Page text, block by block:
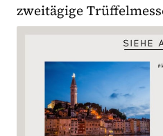
zweitägige